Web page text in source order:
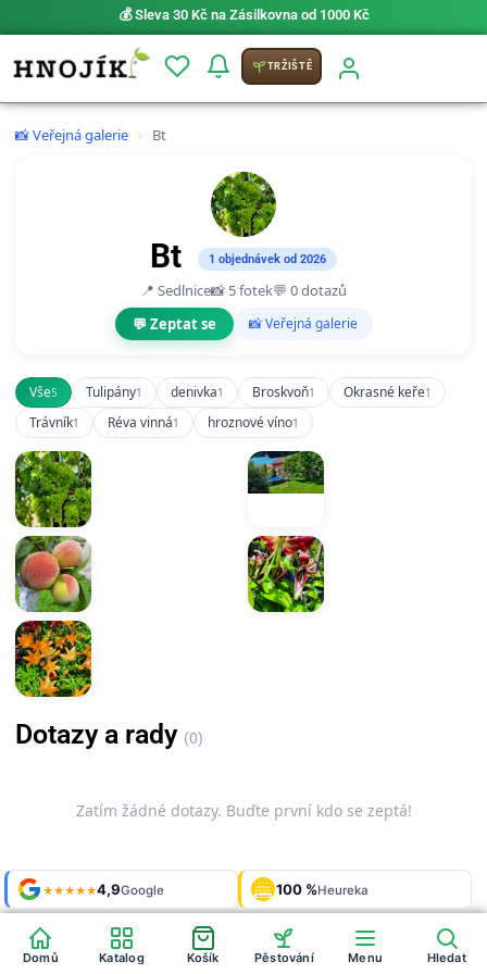
💰 Sleva 30 Kč na Zásilkovna od 1000 Kč
TRŽIŠTĚ
📸 Veřejná galerie › Bt
Bt 1 objednávek od 2026
📍 Sedlnice📸 5 fotek💬 0 dotazů
💬 Zeptat se
📸 Veřejná galerie
Vše5 Tulipány1 denivka1 Broskvoň1 Okrasné keře1
Trávník1 Réva vinná1 hroznové víno1
Dotazy a rady (0)
Zatím žádné dotazy. Buďte první kdo se zeptá!
★★★★★4,9Google OVĚŘENO
ZÁKAZNÍKY
Heureka 100 %Heureka
Shop roku'24 + '25 Galerie925 fotek
Domů Katalog Košík Pěstování Menu Hledat